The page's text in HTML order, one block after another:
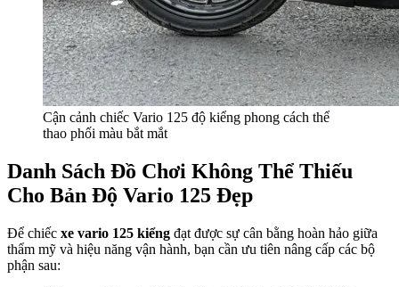
Cận cảnh chiếc Vario 125 độ kiểng phong cách thể
thao phối màu bắt mắt
Danh Sách Đồ Chơi Không Thể Thiếu
Cho Bản Độ Vario 125 Đẹp
Để chiếc xe vario 125 kiểng đạt được sự cân bằng hoàn hảo giữa
thẩm mỹ và hiệu năng vận hành, bạn cần ưu tiên nâng cấp các bộ
phận sau: